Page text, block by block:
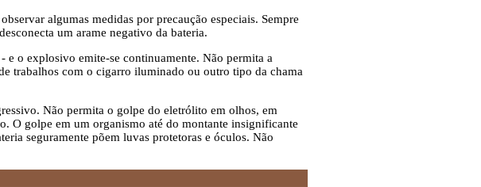
algumas medidas por precaução especiais. Sempre
um arame negativo da bateria.
e o explosivo emite-se continuamente. Não permita a
trabalhos com o cigarro iluminado ou outro tipo da chama
Não permita o golpe do eletrólito em olhos, em
O golpe em um organismo até do montante insignificante
seguramente põem luvas protetoras e óculos. Não